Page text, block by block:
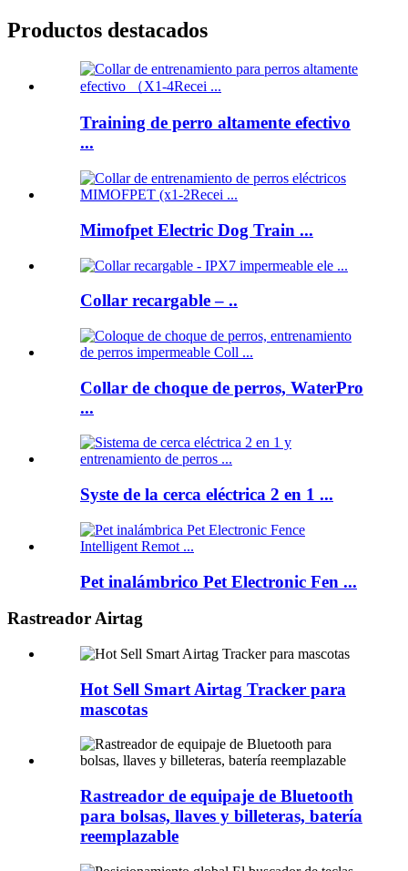
Productos destacados
Training de perro altamente efectivo
...
Mimofpet Electric Dog Train ...
Collar recargable – ..
Collar de choque de perros, WaterPro
...
Syste de la cerca eléctrica 2 en 1 ...
Pet inalámbrico Pet Electronic Fen ...
Rastreador Airtag
Hot Sell Smart Airtag Tracker para
mascotas
Rastreador de equipaje de Bluetooth
para bolsas, llaves y billeteras, batería
reemplazable